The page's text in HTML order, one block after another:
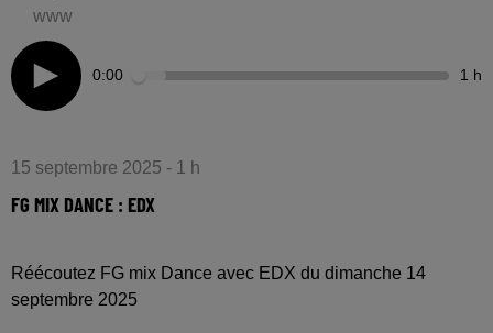
www
0:00 1 h
15 septembre 2025 - 1 h
FG MIX DANCE : EDX
Réécoutez FG mix Dance avec EDX du dimanche 14
septembre 2025